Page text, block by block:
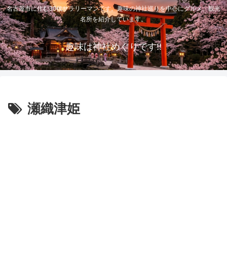
名古屋市に住む30代サラリーマンです。趣味の神社巡りを中心にグルメ、観光
名所を紹介しています。
趣味は神社めぐりです!!
瀬織津姫